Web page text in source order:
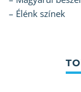
– Élénk színek